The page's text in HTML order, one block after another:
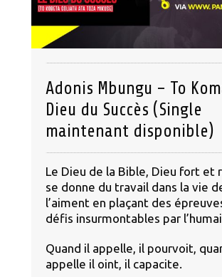
Adonis Mbungu – To
Dieu du Succès (Single
maintenant disponible)
Le Dieu de la Bible, Dieu fort et
se donne du travail dans la vie
l’aiment en plaçant des
défis insurmontables par
Quand il appelle, il pourvoit,
appelle il oint, il capacite.